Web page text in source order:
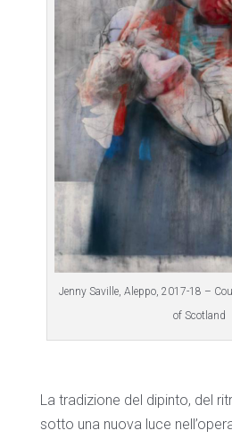
Jenny Saville, Aleppo, 2017-18 –
of Scotland
La tradizione del dipinto, del
sotto una nuova luce